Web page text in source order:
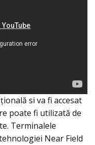
si va fi accesat
poate fi utilizată de
Terminalele
Near Field